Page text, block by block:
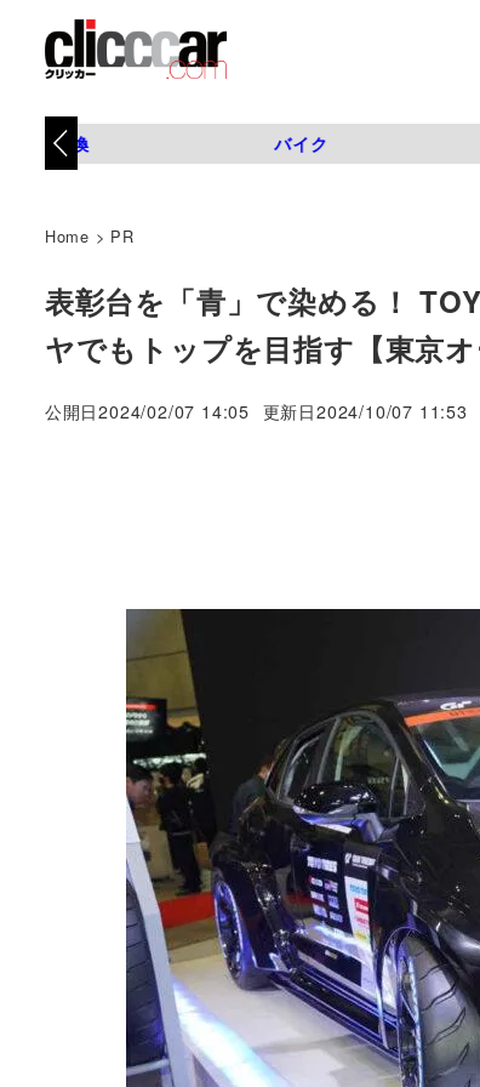
タイヤ交換 バイク
Home > PR
表彰台を「青」で染める！
ヤでもトップを目指す【東京オ
公開日2024/02/07 14:05 更新日2024/10/07 11:53